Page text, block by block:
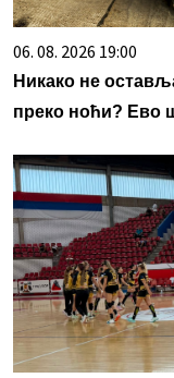
06. 08. 2026 19:00
Никако не
преко ноћи? Ево